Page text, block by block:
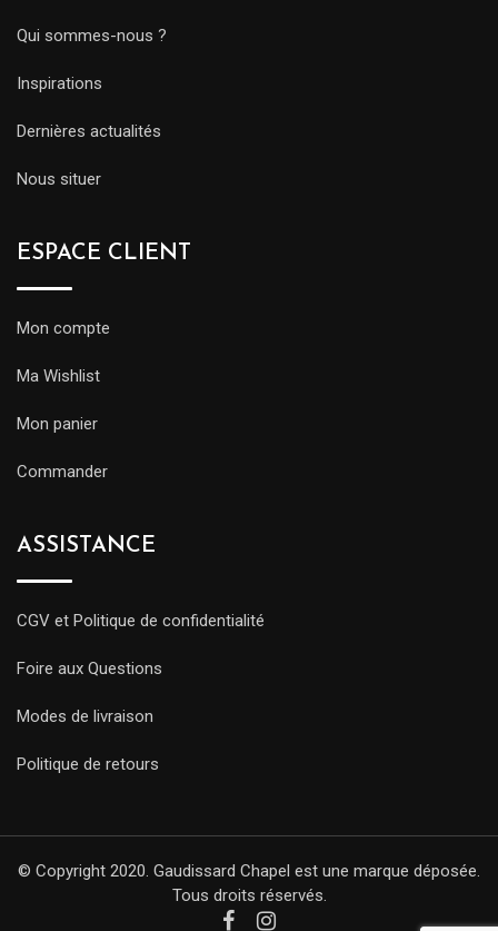
Qui sommes-nous ?
Inspirations
Dernières actualités
Nous situer
ESPACE CLIENT
Mon compte
Ma Wishlist
Mon panier
Commander
ASSISTANCE
CGV et Politique de confidentialité
Foire aux Questions
Modes de livraison
Politique de retours
© Copyright 2020. Gaudissard Chapel est une marque déposée.
Tous droits réservés.